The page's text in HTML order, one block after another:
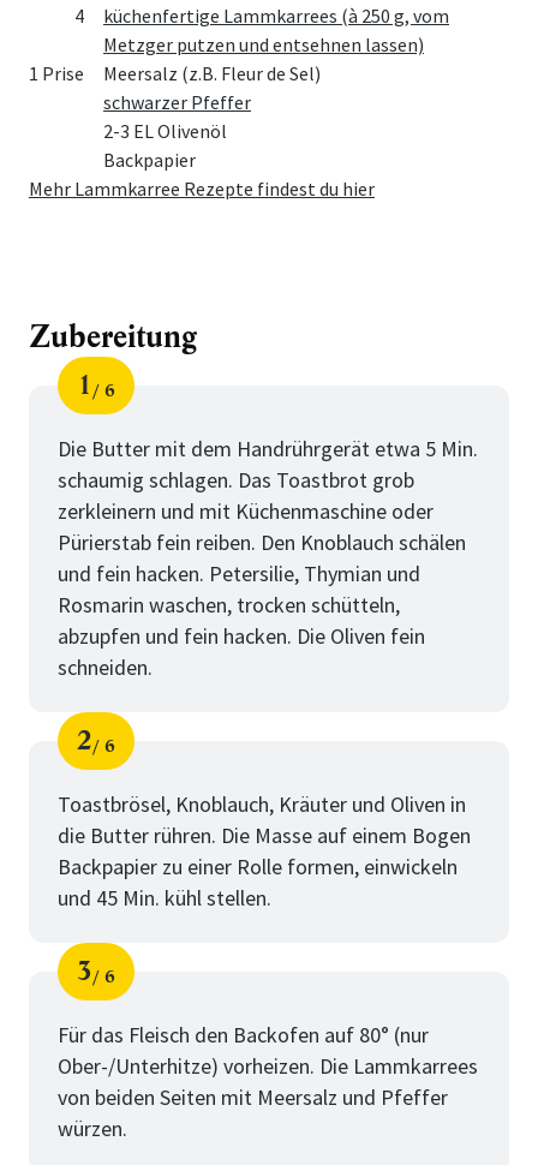
4
küchenfertige Lammkarrees (à 250 g, vom
Metzger putzen und entsehnen lassen)
1 Prise
Meersalz (z.B. Fleur de Sel)
schwarzer Pfeffer
2-3 EL Olivenöl
Backpapier
Mehr Lammkarree Rezepte findest du hier
Zubereitung
Schritt
1
von
6
Die Butter mit dem Handrührgerät etwa 5 Min.
schaumig schlagen. Das Toastbrot grob
zerkleinern und mit Küchenmaschine oder
Pürierstab fein reiben. Den Knoblauch schälen
und fein hacken. Petersilie, Thymian und
Rosmarin waschen, trocken schütteln,
abzupfen und fein hacken. Die Oliven fein
schneiden.
Schritt
2
von
6
Toastbrösel, Knoblauch, Kräuter und Oliven in
die Butter rühren. Die Masse auf einem Bogen
Backpapier zu einer Rolle formen, einwickeln
und 45 Min. kühl stellen.
Schritt
3
von
6
Für das Fleisch den Backofen auf 80° (nur
Ober-/Unterhitze) vorheizen. Die Lammkarrees
von beiden Seiten mit Meersalz und Pfeffer
würzen.